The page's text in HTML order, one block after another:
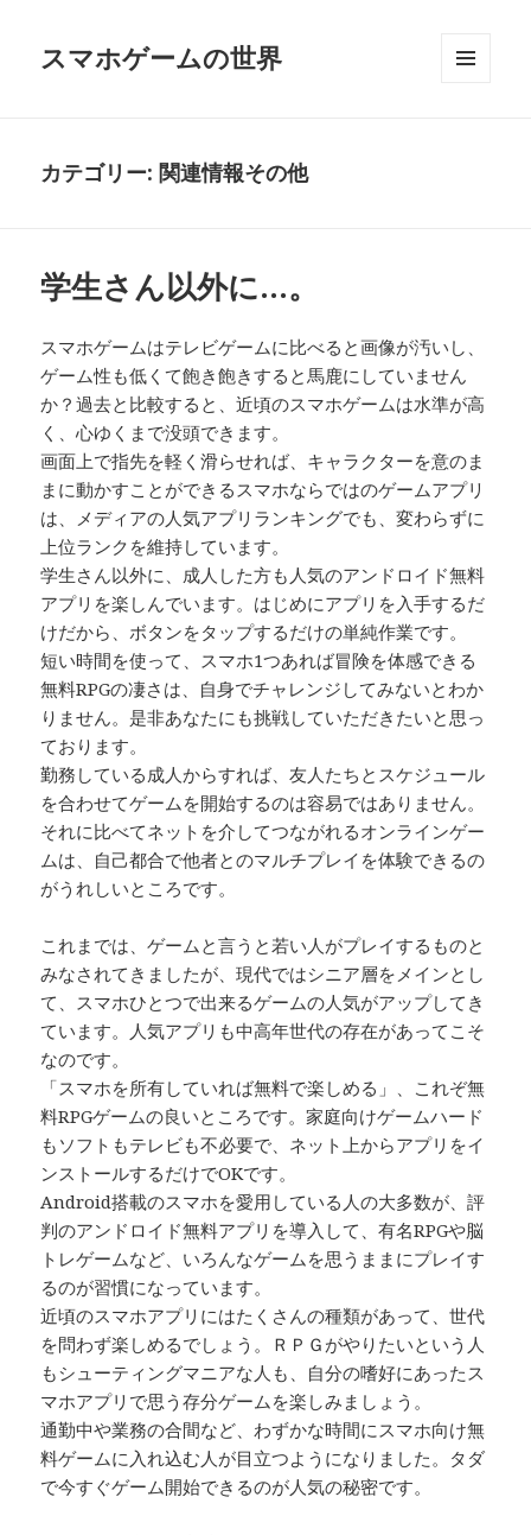
スマホゲームの世界
カテゴリー:関連情報その他
学生さん以外に…。
スマホゲームはテレビゲームに比べると画像が汚いし、
ゲーム性も低くて飽き飽きすると馬鹿にしていません
か？過去と比較すると、近頃のスマホゲームは水準が高
く、心ゆくまで没頭できます。
画面上で指先を軽く滑らせれば、キャラクターを意のま
まに動かすことができるスマホならではのゲームアプリ
は、メディアの人気アプリランキングでも、変わらずに
上位ランクを維持しています。
学生さん以外に、成人した方も人気のアンドロイド無料
アプリを楽しんでいます。はじめにアプリを入手するだ
けだから、ボタンをタップするだけの単純作業です。
短い時間を使って、スマホ1つあれば冒険を体感できる
無料RPGの凄さは、自身でチャレンジしてみないとわか
りません。是非あなたにも挑戦していただきたいと思っ
ております。
勤務している成人からすれば、友人たちとスケジュール
を合わせてゲームを開始するのは容易ではありません。
それに比べてネットを介してつながれるオンラインゲー
ムは、自己都合で他者とのマルチプレイを体験できるの
がうれしいところです。
これまでは、ゲームと言うと若い人がプレイするものと
みなされてきましたが、現代ではシニア層をメインとし
て、スマホひとつで出来るゲームの人気がアップしてき
ています。人気アプリも中高年世代の存在があってこそ
なのです。
「スマホを所有していれば無料で楽しめる」、これぞ無
料RPGゲームの良いところです。家庭向けゲームハード
もソフトもテレビも不必要で、ネット上からアプリをイ
ンストールするだけでOKです。
Android搭載のスマホを愛用している人の大多数が、評
判のアンドロイド無料アプリを導入して、有名RPGや脳
トレゲームなど、いろんなゲームを思うままにプレイす
るのが習慣になっています。
近頃のスマホアプリにはたくさんの種類があって、世代
を問わず楽しめるでしょう。ＲＰＧがやりたいという人
もシューティングマニアな人も、自分の嗜好にあったス
マホアプリで思う存分ゲームを楽しみましょう。
通勤中や業務の合間など、わずかな時間にスマホ向け無
料ゲームに入れ込む人が目立つようになりました。タダ
で今すぐゲーム開始できるのが人気の秘密です。